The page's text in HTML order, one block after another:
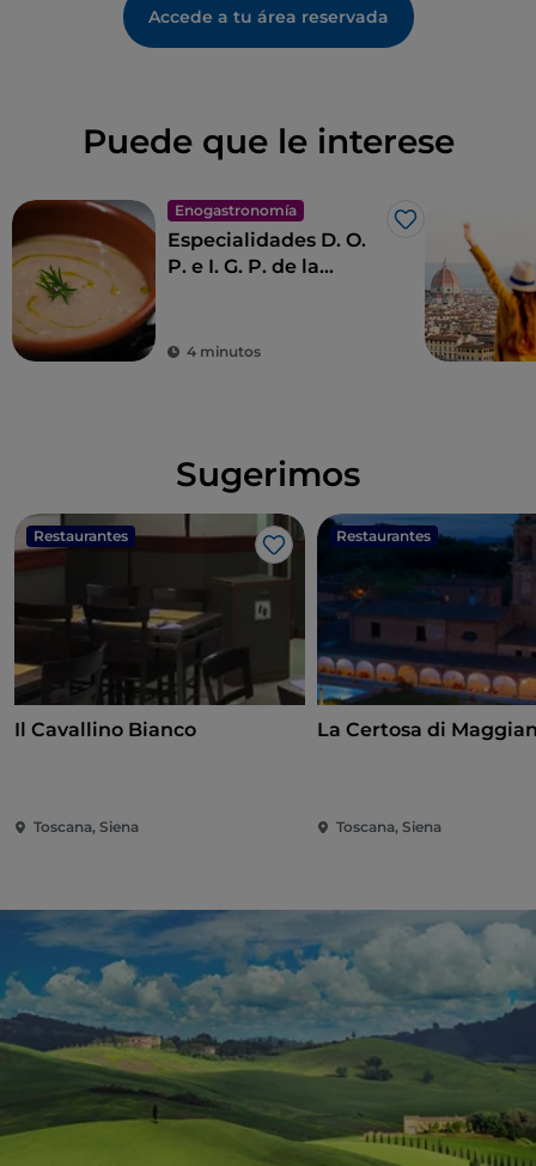
Accede a tu área reservada
Puede que le interese
Enogastronomía
Me gusta
Especialidades D. O.
P. e I. G. P. de la
4 minutos
Sugerimos
Restaurantes
Me gusta
Il Cavallino Bianco
Toscana, Siena
Restaurantes
La Certosa di
Toscana, Siena